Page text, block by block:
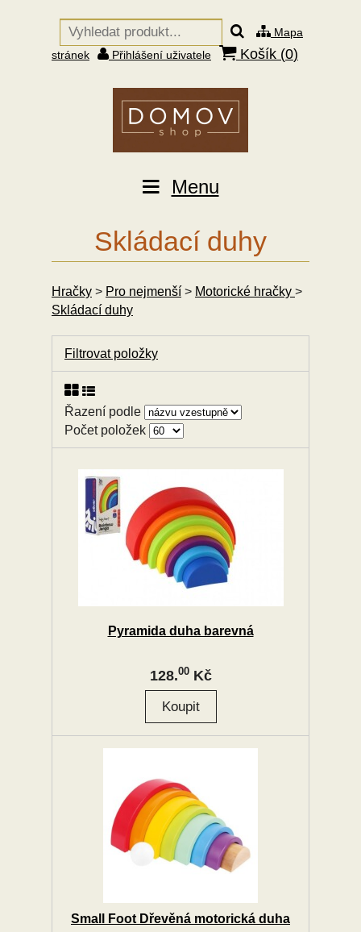
Mapa
stránek
Přihlášení uživatele Košík (0)
Menu
Skládací duhy
Hračky > Pro nejmenší > Motorické hračky >
Skládací duhy
Filtrovat položky
Řazení podle
Počet položek
Pyramida duha barevná
128.00Kč
Small Foot Dřevěná motorická duha